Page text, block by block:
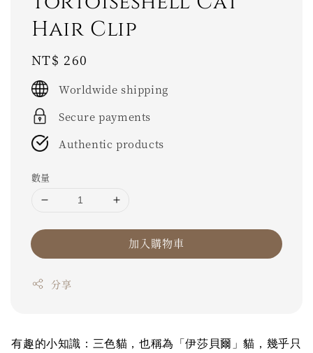
Hair Clip
Regular
price
NT$ 260
Worldwide shipping
Secure payments
Authentic products
數量
加入購物車
分享
有趣的小知識：三色貓，也稱為「伊莎貝爾」貓，幾乎只